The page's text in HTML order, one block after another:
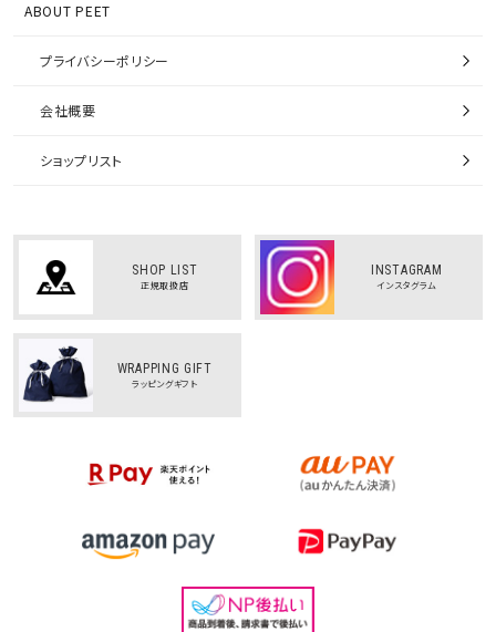
ABOUT PEET
プライバシーポリシー
会社概要
ショップリスト
SHOP LIST
正規取扱店
INSTAGRAM
インスタグラム
WRAPPING GIFT
ラッピングギフト